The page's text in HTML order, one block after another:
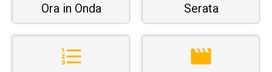
Ora in Onda Serata